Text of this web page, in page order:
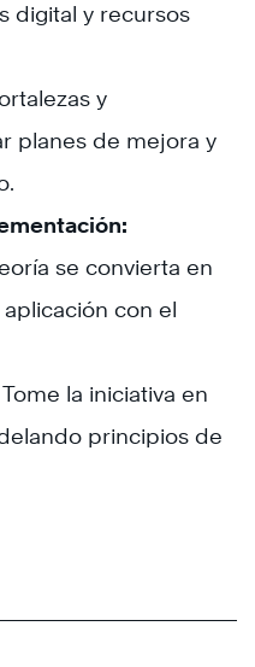
digital y recursos
y
planes de mejora y
se convierta en
con el
Tome la iniciativa en
principios de